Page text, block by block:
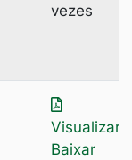
vezes
Visualizar
Baixar